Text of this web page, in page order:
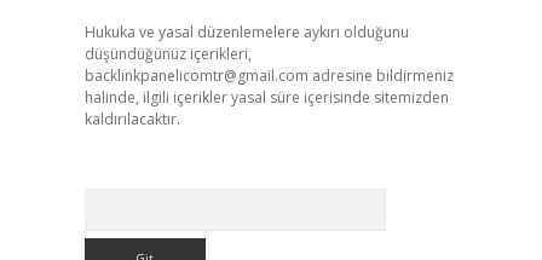
Hukuka ve yasal düzenlemelere aykırı olduğunu
düşündüğünüz içerikleri,
backlinkpanelicomtr@gmail.com adresine bildirmeniz
halinde, ilgili içerikler yasal süre içerisinde sitemizden
kaldırılacaktır.